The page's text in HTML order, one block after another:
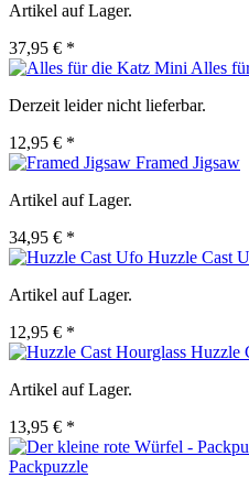
Artikel auf Lager.
37,95 € *
Alles
Derzeit leider nicht lieferbar.
12,95 € *
Framed Jigsaw
Artikel auf Lager.
34,95 € *
Huzzle Cast
Artikel auf Lager.
12,95 € *
Huzzle
Artikel auf Lager.
13,95 € *
Packpuzzle